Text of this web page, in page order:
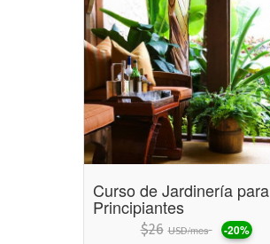
Curso de Jardinería para
Principiantes
$26 USD/mes -20%